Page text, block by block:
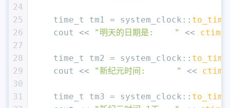
24
25
26
27
28
29
30
31
time_t tm1 = system_clock::
    cout <<
"明天的日期是:    " << ctime
time_t tm2 = system_clock::
    cout <<
"新纪元时间:      " << ctime
time_t tm3 = system_clock::